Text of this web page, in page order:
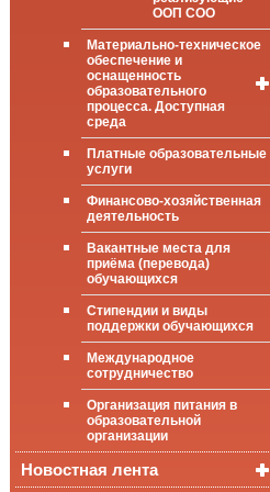
ООП СОО
Материально-техническое
обеспечение и
оснащенность
образовательного
процесса. Доступная
среда
Общие сведения
Цифровая
(электронная)
библиотека
ФГИС «Моя
школа»
Платные образовательные
услуги
Финансово-хозяйственная
деятельность
Вакантные места для
приёма (перевода)
обучающихся
Стипендии и виды
поддержки обучающихся
Международное
сотрудничество
Организация питания в
образовательной
организации
Новостная лента